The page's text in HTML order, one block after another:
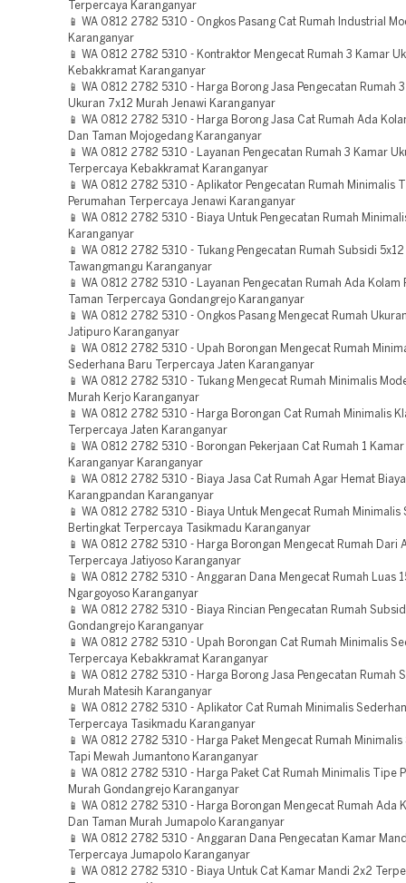
Terpercaya Karanganyar
📱 WA 0812 2782 5310 - Ongkos Pasang Cat Rumah Industrial
Karanganyar
📱 WA 0812 2782 5310 - Kontraktor Mengecat Rumah 3 Kamar
Kebakkramat Karanganyar
📱 WA 0812 2782 5310 - Harga Borong Jasa Pengecatan Rumah
Ukuran 7x12 Murah Jenawi Karanganyar
📱 WA 0812 2782 5310 - Harga Borong Jasa Cat Rumah Ada
Dan Taman Mojogedang Karanganyar
📱 WA 0812 2782 5310 - Layanan Pengecatan Rumah 3 Kamar
Terpercaya Kebakkramat Karanganyar
📱 WA 0812 2782 5310 - Aplikator Pengecatan Rumah Minimalis
Perumahan Terpercaya Jenawi Karanganyar
📱 WA 0812 2782 5310 - Biaya Untuk Pengecatan Rumah
Karanganyar
📱 WA 0812 2782 5310 - Tukang Pengecatan Rumah Subsidi
Tawangmangu Karanganyar
📱 WA 0812 2782 5310 - Layanan Pengecatan Rumah Ada Kolam
Taman Terpercaya Gondangrejo Karanganyar
📱 WA 0812 2782 5310 - Ongkos Pasang Mengecat Rumah
Jatipuro Karanganyar
📱 WA 0812 2782 5310 - Upah Borongan Mengecat Rumah
Sederhana Baru Terpercaya Jaten Karanganyar
📱 WA 0812 2782 5310 - Tukang Mengecat Rumah Minimalis
Murah Kerjo Karanganyar
📱 WA 0812 2782 5310 - Harga Borongan Cat Rumah Minimalis
Terpercaya Jaten Karanganyar
📱 WA 0812 2782 5310 - Borongan Pekerjaan Cat Rumah 1 Kamar
Karanganyar Karanganyar
📱 WA 0812 2782 5310 - Biaya Jasa Cat Rumah Agar Hemat Biaya
Karangpandan Karanganyar
📱 WA 0812 2782 5310 - Biaya Untuk Mengecat Rumah Minimalis
Bertingkat Terpercaya Tasikmadu Karanganyar
📱 WA 0812 2782 5310 - Harga Borongan Mengecat Rumah Dari
Terpercaya Jatiyoso Karanganyar
📱 WA 0812 2782 5310 - Anggaran Dana Mengecat Rumah Luas
Ngargoyoso Karanganyar
📱 WA 0812 2782 5310 - Biaya Rincian Pengecatan Rumah
Gondangrejo Karanganyar
📱 WA 0812 2782 5310 - Upah Borongan Cat Rumah Minimalis
Terpercaya Kebakkramat Karanganyar
📱 WA 0812 2782 5310 - Harga Borong Jasa Pengecatan Rumah
Murah Matesih Karanganyar
📱 WA 0812 2782 5310 - Aplikator Cat Rumah Minimalis
Terpercaya Tasikmadu Karanganyar
📱 WA 0812 2782 5310 - Harga Paket Mengecat Rumah
Tapi Mewah Jumantono Karanganyar
📱 WA 0812 2782 5310 - Harga Paket Cat Rumah Minimalis Tipe
Murah Gondangrejo Karanganyar
📱 WA 0812 2782 5310 - Harga Borongan Mengecat Rumah Ada
Dan Taman Murah Jumapolo Karanganyar
📱 WA 0812 2782 5310 - Anggaran Dana Pengecatan Kamar
Terpercaya Jumapolo Karanganyar
📱 WA 0812 2782 5310 - Biaya Untuk Cat Kamar Mandi 2x2